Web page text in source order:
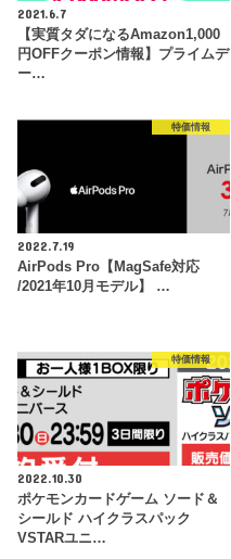
2021.6.7
【実質タダになるAmazon1,000
円OFFクーポン情報】プライムデ
ー…
特価情報
2022.7.19
AirPods Pro【MagSafe対応
/2021年10月モデル】 …
特価情報
2022.10.30
ポケモンカードゲーム ソード＆
シールド ハイクラスパック
VSTARユニ…